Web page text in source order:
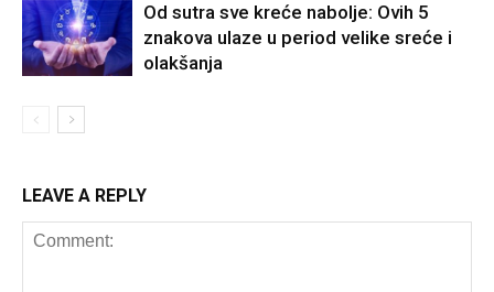
Od sutra sve kreće nabolje: Ovih 5
znakova ulaze u period velike sreće i
olakšanja
LEAVE A REPLY